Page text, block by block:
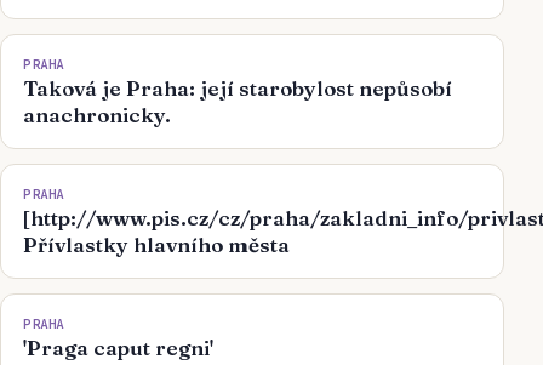
PRAHA
Taková je Praha: její starobylost nepůsobí
anachronicky.
PRAHA
[http://www.pis.cz/cz/praha/zakladni_info/
Přívlastky hlavního města
PRAHA
'Praga caput regni'